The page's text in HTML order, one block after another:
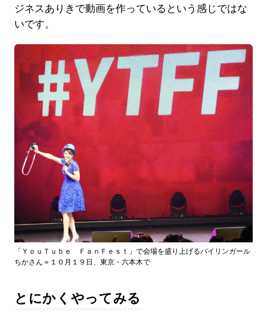
ジネスありきで動画を作っているという感じではな
いです。
「ＹｏｕＴｕｂｅ ＦａｎＦｅｓｔ」で会場を盛り上げるバイリンガール
ちかさん＝１０月１９日、東京・六本木で
とにかくやってみる